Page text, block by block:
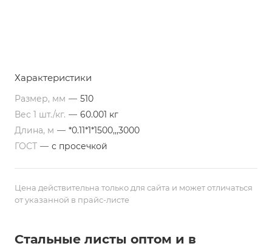
Характеристики
Размер, мм — 510
Вес 1 шт./кг. — 60.001 кг
Длина, м — *0.11*1*1500,,,3000
ГОСТ — с просечкой
Цена действительна только для сайта и может отличаться
от указанной в прайс-листе
Стальные листы оптом и в